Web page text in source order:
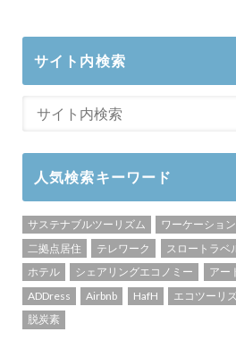
サイト内検索
人気検索キーワード
サステナブルツーリズム ワーケーション
二拠点居住
テレワーク スロートラベ
ホテル
シェアリングエコノミー アー
ADDress
Airbnb HafH エコツーリ
脱炭素